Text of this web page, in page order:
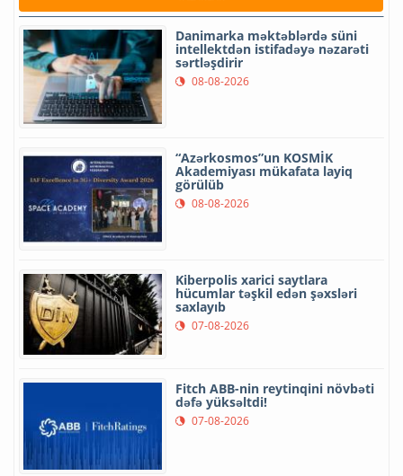
Danimarka məktəblərdə süni
intellektdən istifadəyə nəzarəti
sərtləşdirir
08-08-2026
“Azərkosmos”un KOSMİK
Akademiyası mükafata layiq
görülüb
08-08-2026
Kiberpolis xarici saytlara
hücumlar təşkil edən şəxsləri
saxlayıb
07-08-2026
Fitch ABB-nin reytinqini növbəti
dəfə yüksəltdi!
07-08-2026